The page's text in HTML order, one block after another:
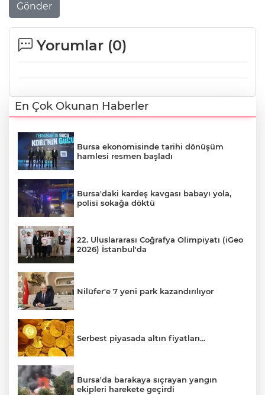
Gönder
Yorumlar (0)
En Çok Okunan Haberler
Bursa ekonomisinde tarihi dönüşüm
hamlesi resmen başladı
Bursa'daki kardeş kavgası babayı yola,
polisi sokağa döktü
22. Uluslararası Coğrafya Olimpiyatı (iGeo
2026) İstanbul'da
Nilüfer'e 7 yeni park kazandırılıyor
Serbest piyasada altın fiyatları...
Bursa'da barakaya sıçrayan yangın
ekipleri harekete geçirdi